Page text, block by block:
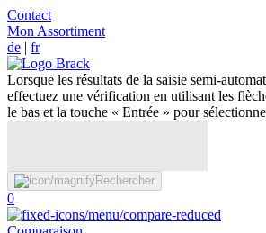
Contact
Mon Assortiment
de | fr
Lorsque les résultats de la saisie semi-
effectuez une vérification en utilisant les
le bas et la touche « Entrée » pour
Rechercher
0